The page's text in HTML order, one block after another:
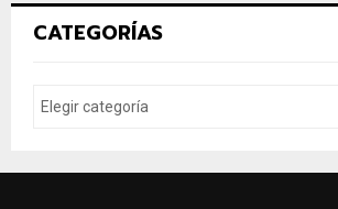
CATEGORÍAS